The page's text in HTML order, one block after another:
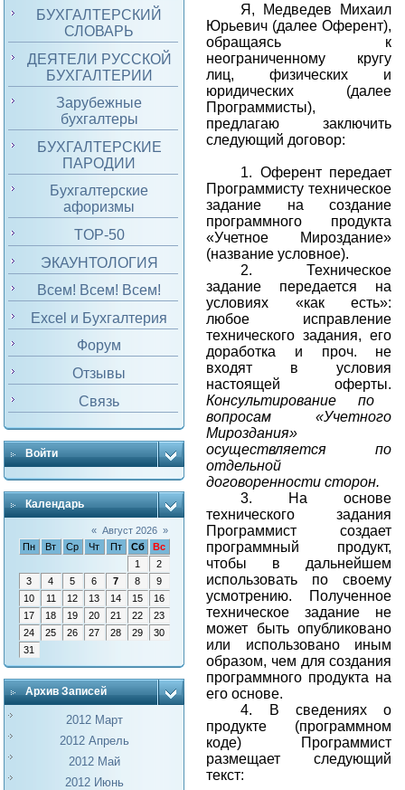
БУХГАЛТЕРСКИЙ
СЛОВАРЬ
ДЕЯТЕЛИ РУССКОЙ
БУХГАЛТЕРИИ
Зарубежные
бухгалтеры
БУХГАЛТЕРСКИЕ
ПАРОДИИ
Бухгалтерские
афоризмы
TOP-50
ЭКАУНТОЛОГИЯ
Всем! Всем! Всем!
Excel и Бухгалтерия
Форум
Отзывы
Связь
Войти
Календарь
« Август 2026 »
Пн
Вт Ср Чт Пт Сб
Вс
1
2
3
4 5 6 7 8
9
10
11 12 13 14 15
16
17
18 19 20 21 22
23
24
25 26 27 28 29
30
31
Архив Записей
2012 Март
2012 Апрель
2012 Май
2012 Июнь
Я, Медведев Михаил
Юрьевич (далее Оферент),
обращаясь к
неограниченному кругу
лиц, физических и
юридических (далее
Программисты),
предлагаю заключить
следующий договор:
1. Оферент передает
Программисту техническое
задание на создание
программного продукта
«Учетное Мироздание»
(название условное).
2. Техническое
задание передается на
условиях «как есть»:
любое исправление
технического задания, его
доработка и проч. не
входят в условия
настоящей оферты.
Консультирование по
вопросам «Учетного
Мироздания»
осуществляется по
отдельной
договоренности сторон.
3. На основе
технического задания
Программист создает
программный продукт,
чтобы в дальнейшем
использовать по своему
усмотрению. Полученное
техническое задание не
может быть опубликовано
или использовано иным
образом, чем для создания
программного продукта на
его основе.
4. В сведениях о
продукте (программном
коде) Программист
размещает следующий
текст: